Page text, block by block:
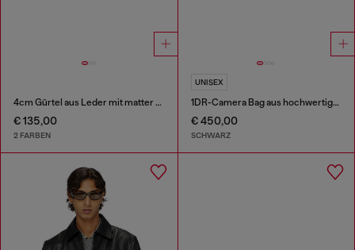
4cm Gürtel aus Leder mit matter Oval D-Schnalle
€ 135,00
2 FARBEN
UNISEX
1DR-Camera Bag aus hochwertigem Leder
€ 450,00
SCHWARZ